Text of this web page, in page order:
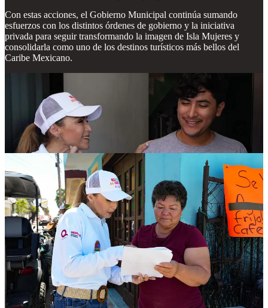
Con estas acciones, el Gobierno Municipal continúa sumando
esfuerzos con los distintos órdenes de gobierno y la iniciativa
privada para seguir transformando la imagen de Isla Mujeres y
consolidarla como uno de los destinos turísticos más bellos del
Caribe Mexicano.